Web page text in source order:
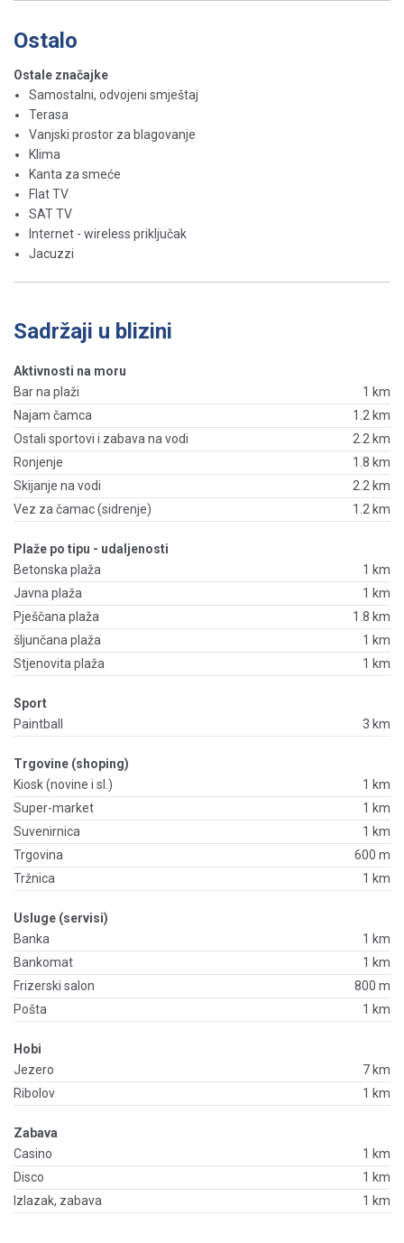
Ostalo
Ostale značajke
Samostalni, odvojeni smještaj
Terasa
Vanjski prostor za blagovanje
Klima
Kanta za smeće
Flat TV
SAT TV
Internet - wireless priključak
Jacuzzi
Sadržaji u blizini
Aktivnosti na moru
Bar na plaži
1 km
Najam čamca
1.2 km
Ostali sportovi i zabava na vodi
2.2 km
Ronjenje
1.8 km
Skijanje na vodi
2.2 km
Vez za čamac (sidrenje)
1.2 km
Plaže po tipu - udaljenosti
Betonska plaža
1 km
Javna plaža
1 km
Pješčana plaža
1.8 km
šljunčana plaža
1 km
Stjenovita plaža
1 km
Sport
Paintball
3 km
Trgovine (shoping)
Kiosk (novine i sl.)
1 km
Super-market
1 km
Suvenirnica
1 km
Trgovina
600 m
Tržnica
1 km
Usluge (servisi)
Banka
1 km
Bankomat
1 km
Frizerski salon
800 m
Pošta
1 km
Hobi
Jezero
7 km
Ribolov
1 km
Zabava
Casino
1 km
Disco
1 km
Izlazak, zabava
1 km